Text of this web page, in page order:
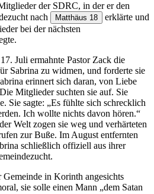
der SDRC, in der er den
nach
Matthäus 18
erklärte und
bei der nächsten
Juli ermahnte Pastor Zack die
Sabrina zu widmen, und forderte sie
erinnert sich daran, von Liebe
Mitglieder suchten sie auf. Sie
Sie sagte: „Es fühlte sich schrecklich
Ich wollte nichts davon hören.“
Welt zogen sie weg und verhärteten
zur Buße. Im August entfernten
schließlich offiziell aus ihrer
Gemeinde in Korinth angesichts
sie solle einen Mann „dem Satan